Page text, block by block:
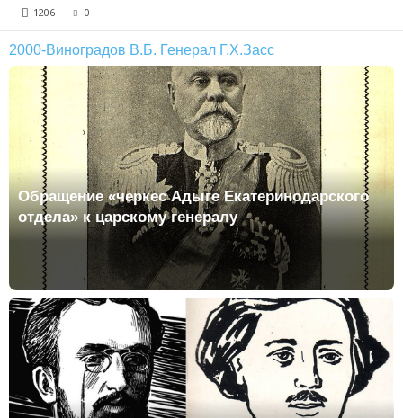
1206 0
2000-Виноградов В.Б. Генерал Г.Х.Засс
Обращение «черкес Адыге Екатеринодарского
отдела» к царскому генералу